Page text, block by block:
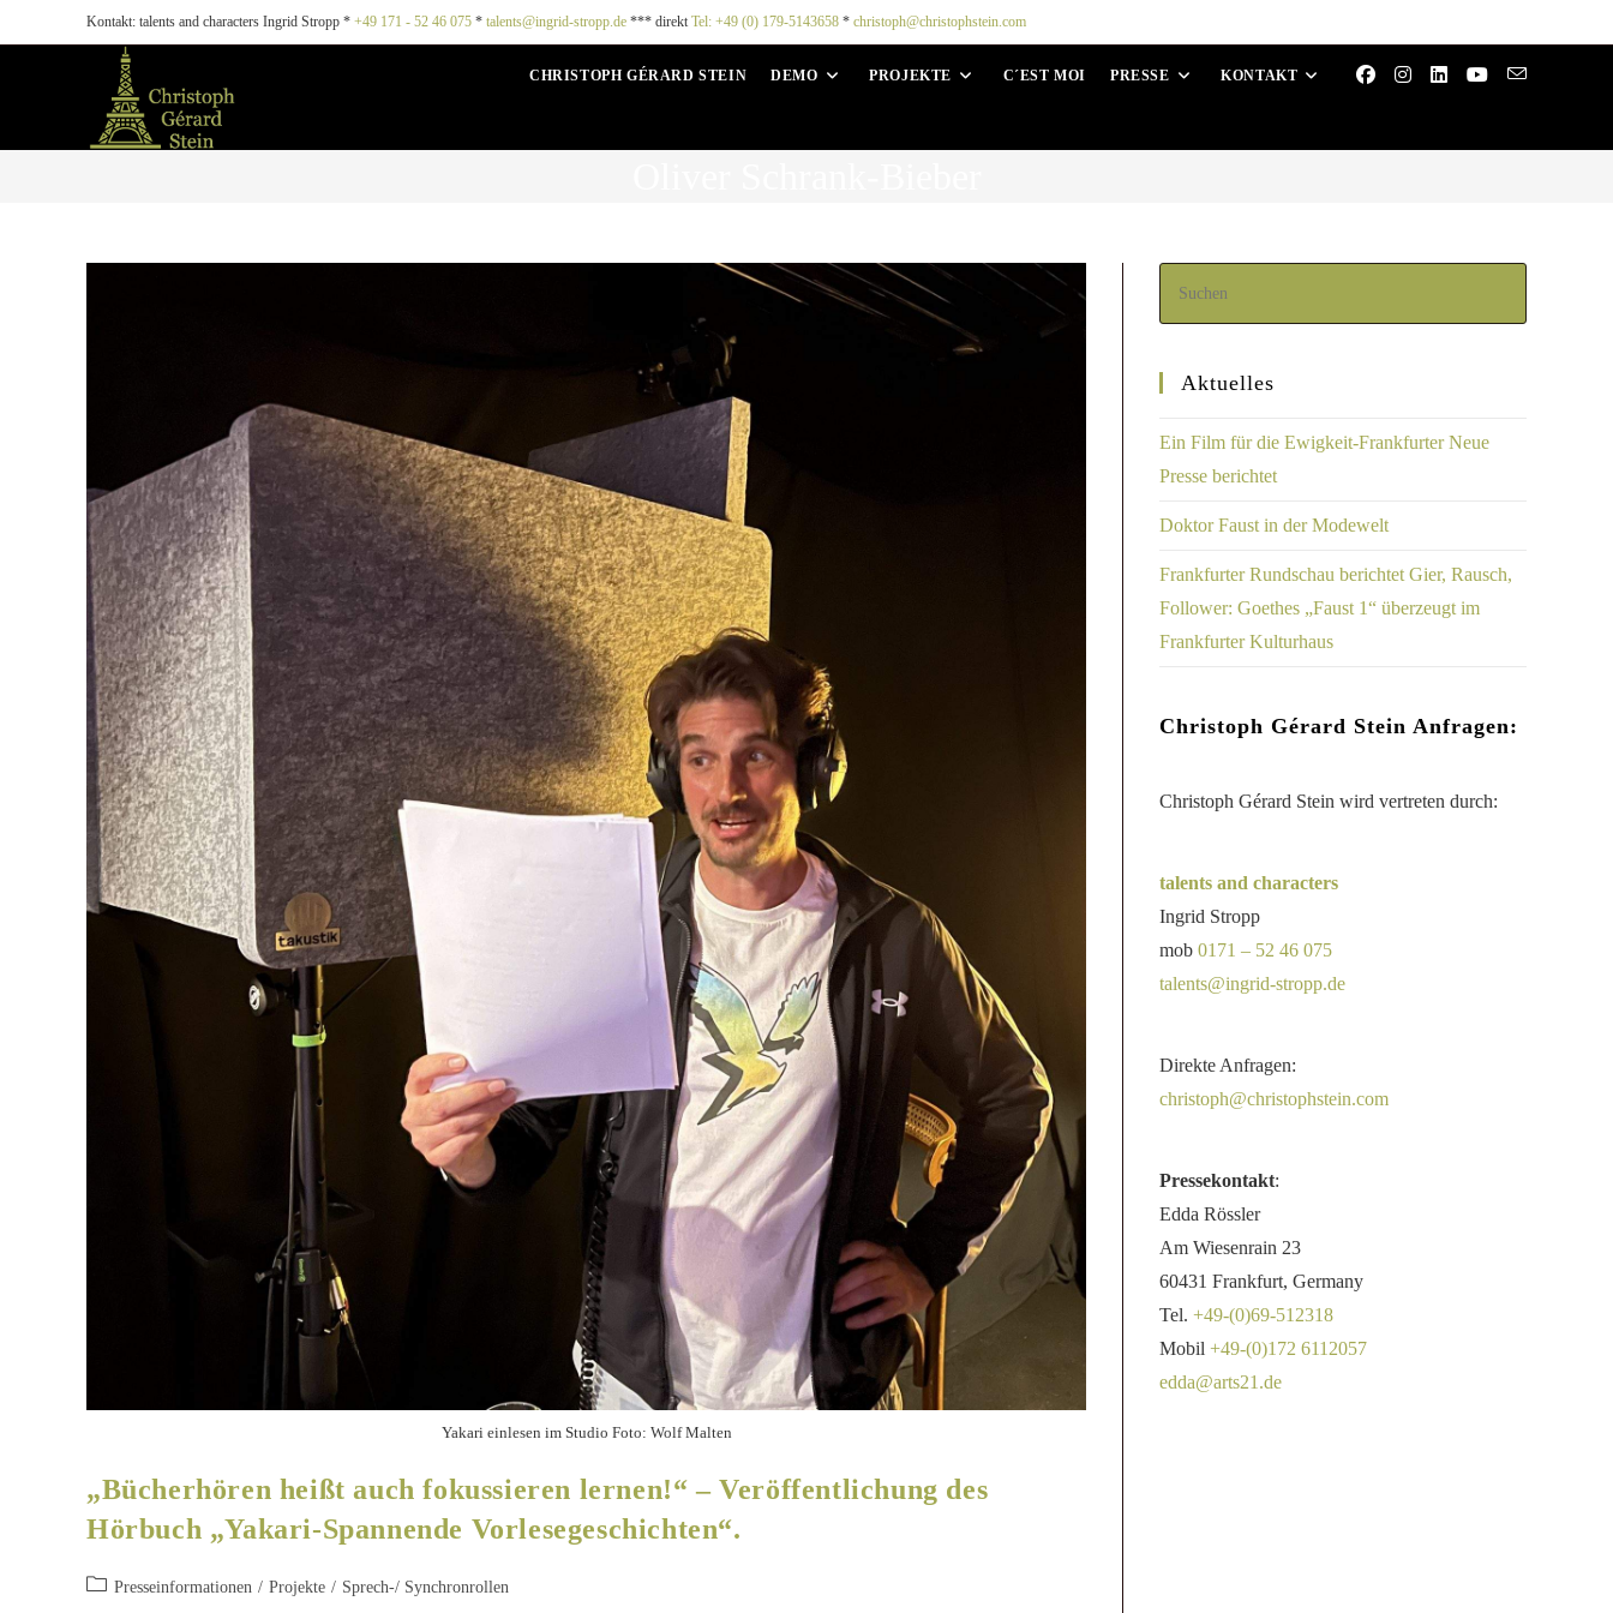
Kontakt: talents and characters Ingrid Stropp * +49 171 - 52 46 075 * talents@ingrid-stropp.de *** direkt Tel: +49 (0) 179-5143658 * christoph@christophstein.com
CHRISTOPH GÉRARD STEIN DEMO PROJEKTE C´EST MOI PRESSE KONTAKT
Yakari einlesen im Studio Foto: Wolf Malten
„Bücherhören heißt auch fokussieren lernen!“ – Veröffentlichung des
Hörbuch „Yakari-Spannende Vorlesegeschichten“.
Presseinformationen / Projekte / Sprech-/ Synchronrollen
Aktuelles
Ein Film für die Ewigkeit-Frankfurter Neue
Presse berichtet
Doktor Faust in der Modewelt
Frankfurter Rundschau berichtet Gier, Rausch,
Follower: Goethes „Faust 1“ überzeugt im
Frankfurter Kulturhaus
Christoph Gérard Stein Anfragen:
Christoph Gérard Stein wird vertreten durch:
talents and characters
Ingrid Stropp
mob 0171 – 52 46 075
talents@ingrid-stropp.de
Direkte Anfragen:
christoph@christophstein.com
Pressekontakt:
Edda Rössler
Am Wiesenrain 23
60431 Frankfurt, Germany
Tel. +49-(0)69-512318
Mobil +49-(0)172 6112057
edda@arts21.de